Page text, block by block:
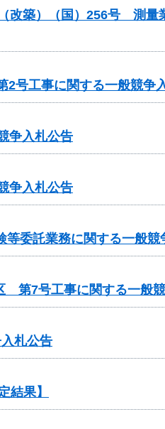
改築）（国）256号 測量
2号工事に関する一般競争
争入札公告
争入札公告
委託業務に関する一般競
第7号工事に関する一般
札公告
結果】